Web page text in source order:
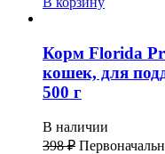
Корм Florida
кошек, для
500 г
В наличии
398₽